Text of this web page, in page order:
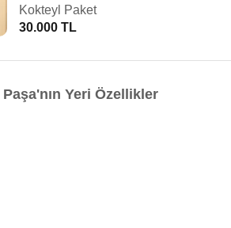
Kokteyl Paket
30.000 TL
Yeri Özellikler